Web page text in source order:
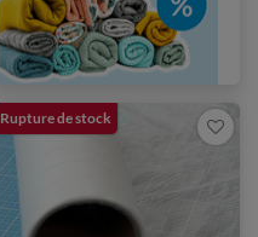
Rupture de stock